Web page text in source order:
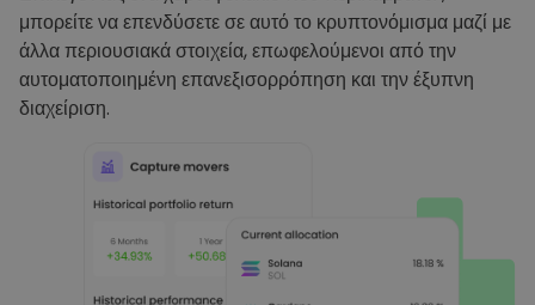
μπορείτε να επενδύσετε σε αυτό το κρυπτονόμισμα μαζί με
άλλα περιουσιακά στοιχεία, επωφελούμενοι από την
αυτοματοποιημένη επανεξισορρόπηση και την έξυπνη
διαχείριση.